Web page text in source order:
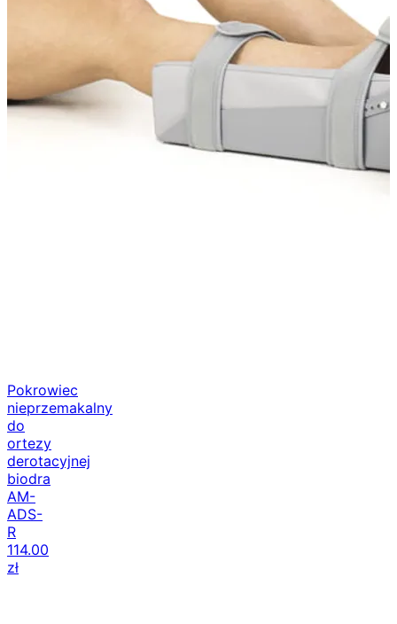
Pokrowiec
nieprzemakalny
do
ortezy
derotacyjnej
biodra
AM-
ADS-
R
114.00
zł